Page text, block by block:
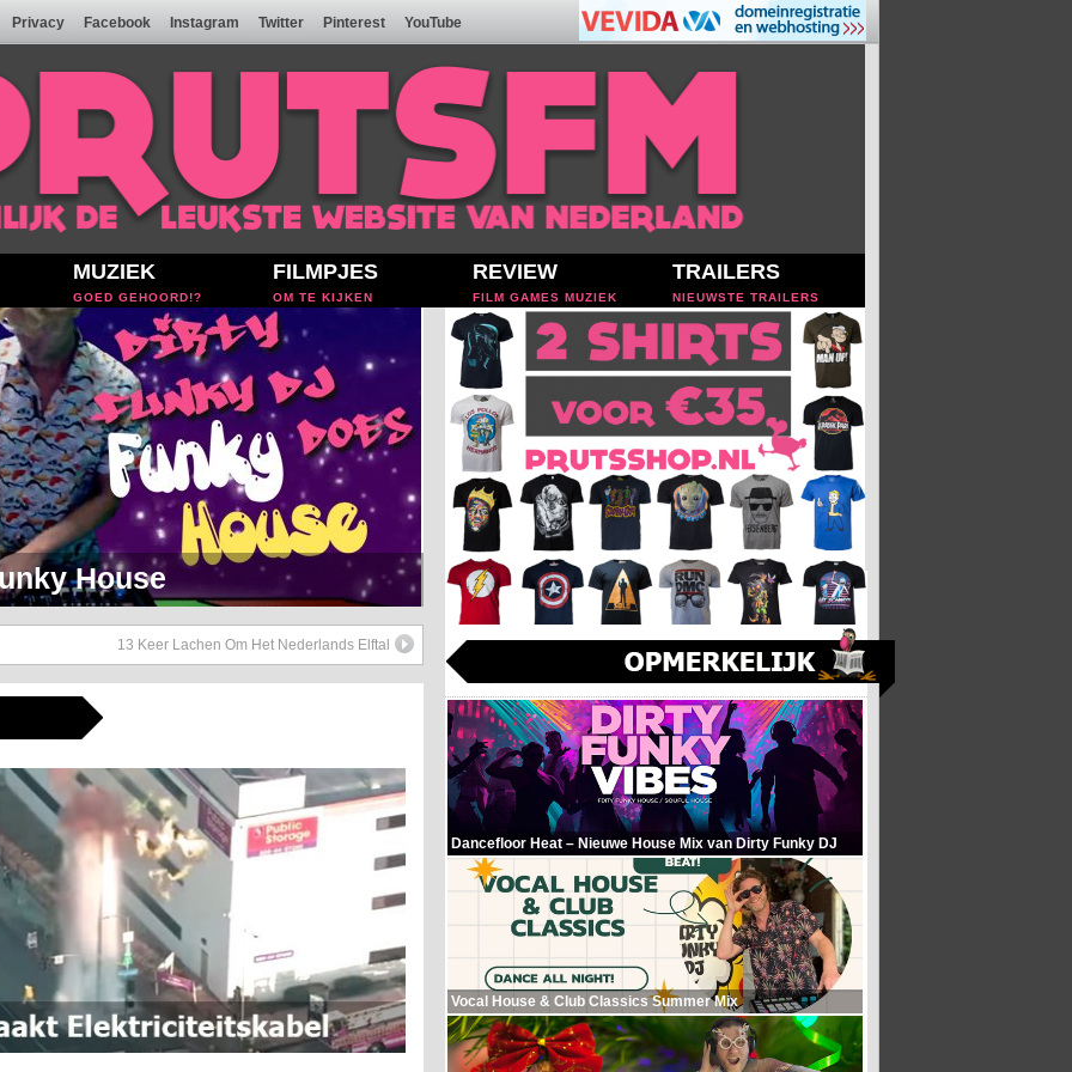
Privacy Facebook Instagram Twitter Pinterest YouTube
MUZIEK
GOED GEHOORD!?
FILMPJES
OM TE KIJKEN
REVIEW
FILM GAMES MUZIEK
TRAILERS
NIEUWSTE TRAILERS
Soul Setje
13 Keer Lachen Om Het Nederlands Elftal
Dancefloor Heat – Nieuwe House Mix van Dirty Funky DJ
Vocal House & Club Classics Summer Mix